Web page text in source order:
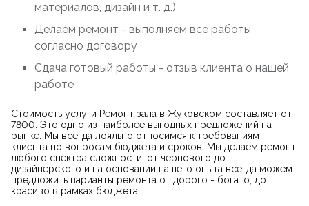
материалов, дизайн и т. д.)
Делаем ремонт - выполняем все работы
согласно договору
Сдача готовый работы - отзыв клиента о нашей
работе
Стоимость услуги Ремонт зала в Жуковском составляет от
7800. Это одно из наиболее выгодных предложений на
рынке. Мы всегда лояльно относимся к требованиям
клиента по вопросам бюджета и сроков. Мы делаем ремонт
любого спектра сложности, от чернового до
дизайнерского и на основании нашего опыта всегда можем
предложить варианты ремонта от дорого - богато, до
красиво в рамках бюджета.